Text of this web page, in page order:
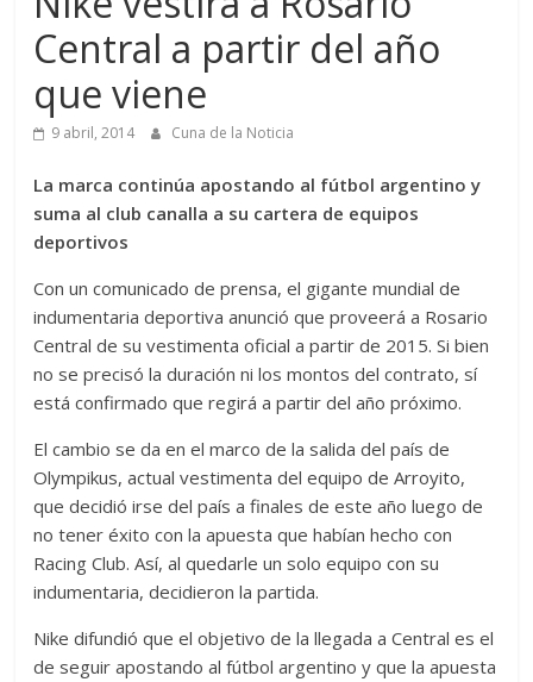
Central a partir del año
que viene
9 abril, 2014 Cuna de la Noticia
La marca continúa apostando al fútbol argentino y
suma al club canalla a su cartera de equipos
deportivos
Con un comunicado de prensa, el gigante mundial de
indumentaria deportiva anunció que proveerá a Rosario
Central de su vestimenta oficial a partir de 2015. Si bien
no se precisó la duración ni los montos del contrato, sí
está confirmado que regirá a partir del año próximo.
El cambio se da en el marco de la salida del país de
Olympikus, actual vestimenta del equipo de Arroyito,
que decidió irse del país a finales de este año luego de
no tener éxito con la apuesta que habían hecho con
Racing Club. Así, al quedarle un solo equipo con su
indumentaria, decidieron la partida.
Nike difundió que el objetivo de la llegada a Central es el
de seguir apostando al fútbol argentino y que la apuesta